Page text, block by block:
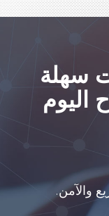
اليوم
والآمن.